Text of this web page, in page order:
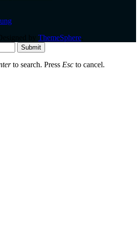
ThemeSphere
Submit
to search. Press Esc to cancel.